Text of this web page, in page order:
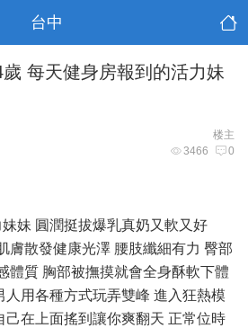
台中
每天健身房報到的活力妹
楼主
3466 0
妹 圓潤挺拔爆乳真奶又軟又好
膚散發健康光澤 腰肢纖細有力 臀部
體質 胸部被撫摸就會全身酥軟下體
人用各種方式玩弄雙峰 進入狂熱模
己在上面搖到讓你爽翻天 正常位時